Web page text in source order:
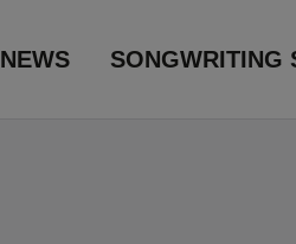
NEWS SONGWRITING